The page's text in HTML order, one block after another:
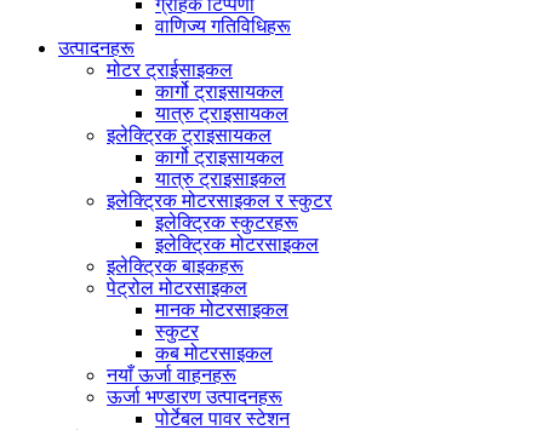
ग्राहक टिप्पणी
वाणिज्य गतिविधिहरू
उत्पादनहरू
मोटर ट्राईसाइकल
कार्गो ट्राइसायकल
यात्रु ट्राइसायकल
इलेक्ट्रिक ट्राइसायकल
कार्गो ट्राइसायकल
यात्रु ट्राइसाइकल
इलेक्ट्रिक मोटरसाइकल र स्कुटर
इलेक्ट्रिक स्कुटरहरू
इलेक्ट्रिक मोटरसाइकल
इलेक्ट्रिक बाइकहरू
पेट्रोल मोटरसाइकल
मानक मोटरसाइकल
स्कुटर
कब मोटरसाइकल
नयाँ ऊर्जा वाहनहरू
ऊर्जा भण्डारण उत्पादनहरू
पोर्टेबल पावर स्टेशन